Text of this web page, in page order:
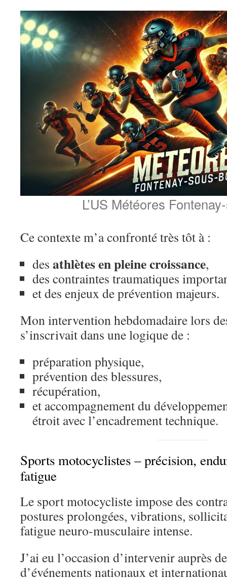
L’US Météores
Ce contexte m’a confronté très tôt à :
des athlètes en pleine croissance,
des contraintes traumatiques
et des enjeux de prévention majeurs.
Mon intervention hebdomadaire lors
s’inscrivait dans une logique de :
préparation physique,
prévention des blessures,
récupération,
et accompagnement du
étroit avec l’encadrement technique.
Sports motocyclistes – précision,
fatigue
Le sport motocycliste impose des
postures prolongées, vibrations,
fatigue neuro-musculaire intense.
J’ai eu l’occasion d’intervenir auprès
d’événements nationaux et